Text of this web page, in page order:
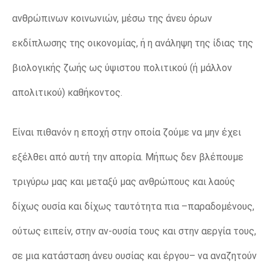
ανθρώπινων κοινωνιών, μέσω της άνευ όρων
εκδίπλωσης της οικονομίας, ή η ανάληψη της ίδιας της
βιολογικής ζωής ως ύψιστου πολιτικού (ή μάλλον
απολιτικού) καθήκοντος.
Είναι πιθανόν η εποχή στην οποία ζούμε να μην έχει
εξέλθει από αυτή την απορία. Μήπως δεν βλέπουμε
τριγύρω μας και μεταξύ μας ανθρώπους και λαούς
δίχως ουσία και δίχως ταυτότητα πια –παραδομένους,
ούτως ειπείν, στην αν-ουσία τους και στην αεργία τους,
σε μια κατάσταση άνευ ουσίας και έργου– να αναζητούν